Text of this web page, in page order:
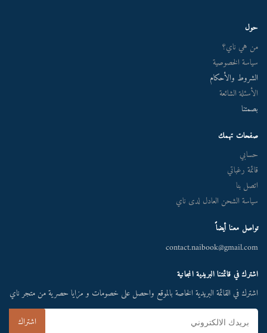
حول
من هي ناي؟
سياسة الخصوصية
الشروط والأحكام
الأسئلة الشائعة
بصمتنا
صفحات تهمك
حسابي
قائمة رغباتي
اتصل بنا
سياسة الشحن العادل لدى ناي
تواصل معنا أيضاً
contact.naibook@gmail.com
اشترك في قائمتنا البريدية المجانية
اشترك في القائمة البريدية الخاصة بالموقع واحصل على خصومات و مزايا حصرية من متجر ناي